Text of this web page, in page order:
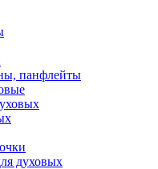
панфлейты
духовых